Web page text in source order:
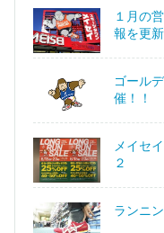
１月の
報を更
ゴール
催！！
メイセ
２
ランニ